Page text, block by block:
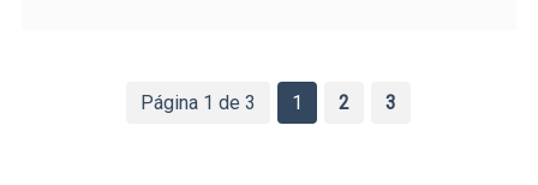
Página 1 de 3 1 2 3